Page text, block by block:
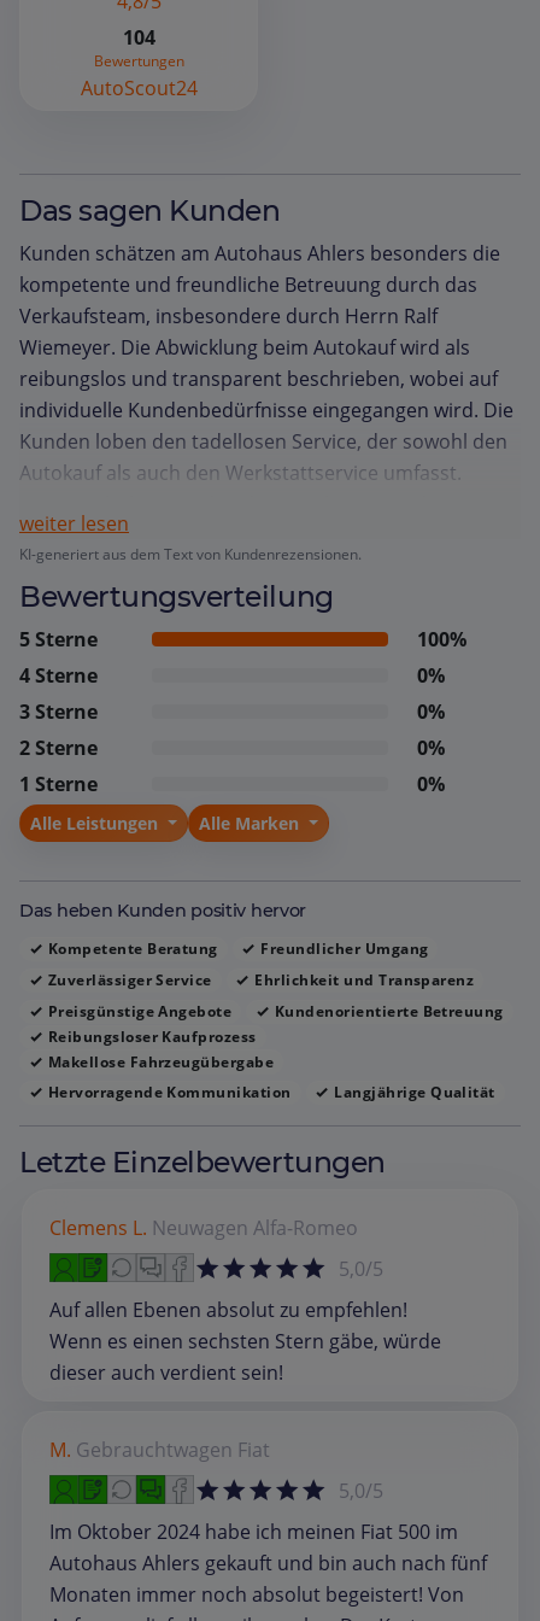
104
Bewertungen
AutoScout24
Das sagen Kunden
Kunden schätzen am Autohaus Ahlers besonders die
kompetente und freundliche Betreuung durch das
Verkaufsteam, insbesondere durch Herrn Ralf
Wiemeyer. Die Abwicklung beim Autokauf wird als
reibungslos und transparent beschrieben, wobei auf
individuelle Kundenbedürfnisse eingegangen wird. Die
Kunden loben den tadellosen Service, der sowohl den
Autokauf als auch den Werkstattservice umfasst.
unkomplizierte Kommunikation, die professionelle
Fahrzeugübergabe sowie die fairen Preise. Viele
Kunden betonen die hohe Qualität und Zuverlässigkeit
des Autohauses über Jahre hinweg. Insgesamt wird das
weiter lesen
KI-generiert aus dem Text von Kundenrezensionen.
Bewertungsverteilung
5 Sterne
100%
4 Sterne
0%
3 Sterne
0%
2 Sterne
0%
1 Sterne
0%
Alle Leistungen Alle Marken
Das heben Kunden positiv hervor
Kompetente Beratung
Freundlicher Umgang
Zuverlässiger Service
Ehrlichkeit und Transparenz
Preisgünstige Angebote
Kundenorientierte Betreuung
Reibungsloser Kaufprozess
Makellose Fahrzeugübergabe
Hervorragende Kommunikation
Langjährige Qualität
Letzte Einzelbewertungen
Clemens L. Neuwagen Alfa-Romeo
5,0/5
Auf allen Ebenen absolut zu empfehlen!
Wenn es einen sechsten Stern gäbe, würde
dieser auch verdient sein!
M. Gebrauchtwagen Fiat
5,0/5
Im Oktober 2024 habe ich meinen Fiat 500 im
Autohaus Ahlers gekauft und bin auch nach fünf
Monaten immer noch absolut begeistert! Von